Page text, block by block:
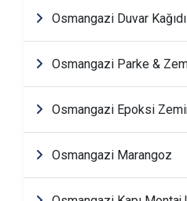
Osmangazi Duvar
Osmangazi Parke &
Osmangazi Epoksi
Osmangazi Marangoz